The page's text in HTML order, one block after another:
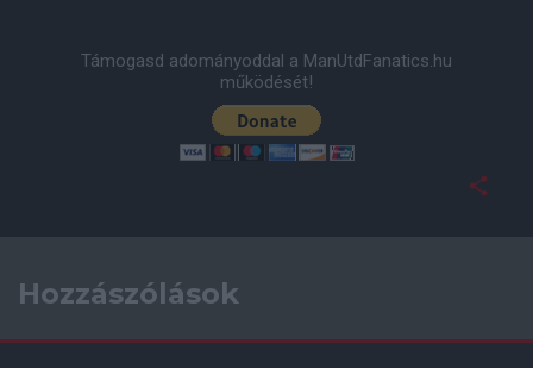
Támogasd adományoddal a ManUtdFanatics.hu
működését!
Hozzászólások